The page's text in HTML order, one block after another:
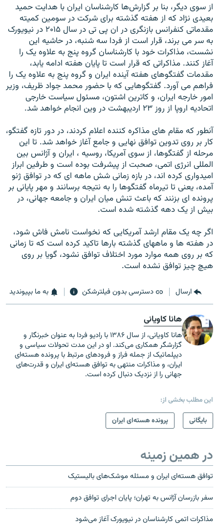
از سوی ديگر، بنا بر گزارش‌ها کارشناسان ايران با هدايت حميد
بعيدی نژاد که از هفته گذشته برای شرکت در سومين کميته
مقدماتی کنفرانس بازنگری در ان پی تی در سال ۲۰۱۵ در نيويورک
به سر می برند، قرار است از فردا سه شنبه، در حاشيه اين
نشست، مذاکرات خود با کارشناسان گروه پنج به علاوه يک را
آغاز کنند. مذاکراتی که قرار است تا پايان هفته ادامه يابد،
مقدمات گفتگوهای هفته آينده ايران و گروه پنج به علاوه يک را
فراهم می آورد. گفتگوهايی که با حضور محمد جواد ظريف، وزير
امور خارجه ايران، و کاترين اشتون، مسئول سياست خارجی
اتحاديه اروپا از روز ۲۳ ارديبهشت در وين انجام خواهد شد.
آنطور که مقام های مذاکره کننده اعلام کردند، در دور تازه گفتگو،
کار بر روی تدوين توافق نهايی و جامع آغاز خواهد شد. تا اين
مرحله از گفتگوها، از سوی آمريکا، روسيه ، ايران و آژانس بين
المللی انرژی اتمی، صحبت از پيشرفت بوده است و طرفين ابراز
اميدواری کرده اند، در بازه زمانی شش ماهه ای که در توافق ژنو
آمده، يعنی تا تيرماه گفتگوها را به نتيجه برسانند و مهر پايانی بر
پرونده ای بزنند که باعث تنش ميان ايران و جامعه جهانی، در
بيش از يک دهه گذشته شده است.
اگر چه يک مقام ارشد آمريکايی که نخواست نامش فاش شود،
در هفته ها و ماههای گذشته بارها تاکيد کرده است که تا زمانی
که بر روی همه موارد مورد اختلاف توافق نشود، گويا بر روی
هيچ چيز توافق نشده است.
ارسال دسترسی بدون فیلترشکن به ما بپیوندید
هانا کاویانی
هانا کاویانی، از سال ۱۳۸۶ با رادیو فردا به عنوان خبرنگار و
گزارشگر همکاری می‌کند. او در این مدت تحولات سیاسی و
دیپلماتیک از جمله فراز و فرودهای مرتبط با پرونده هسته‌ای
ایران، و مذاکرات منتهی به توافق هسته‌ای ایران و قدرت‌های
جهانی را از نزدیک دنبال کرده است.
این مطلب بخشی از:
بایگانی
پرونده هسته‌ای ایران
در همین زمینه
توافق هسته‌ای ایران و مسئله موشک‌های بالیستیک
سفر بازرسان آژانس به تهران؛ پایان اجرای توافق دوم
مذاکرات اتمی کارشناسان در نیویورک آغاز می‌شود